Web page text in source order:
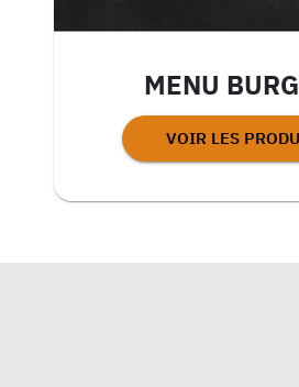
MENU
VOIR LES